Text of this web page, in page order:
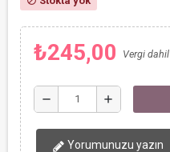
₺245,00 Vergi dahil
remove add
Yorumunuzu yazın